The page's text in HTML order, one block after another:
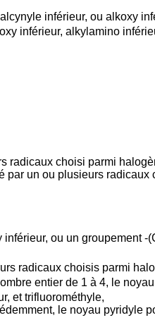
inférieur, ou alkoxy
inférieur, alkylamino
choisi parmi
un ou plusieurs
ou un groupement -
radicaux choisis parmi
entier de 1 à 4, le
et trifluorométhyle,
le noyau pyridyle